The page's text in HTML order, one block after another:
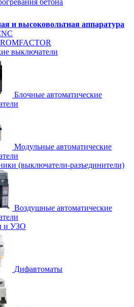
бетона
и высоковольтная аппаратура
выключатели
Блочные автоматические
Модульные автоматические
(выключатели-разъединители)
Воздушные автоматические
и УЗО
Дифавтоматы